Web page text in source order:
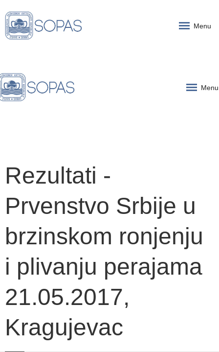
Menu
Menu
Rezultati -
Prvenstvo Srbije u
brzinskom ronjenju
i plivanju perajama
21.05.2017,
Kragujevac